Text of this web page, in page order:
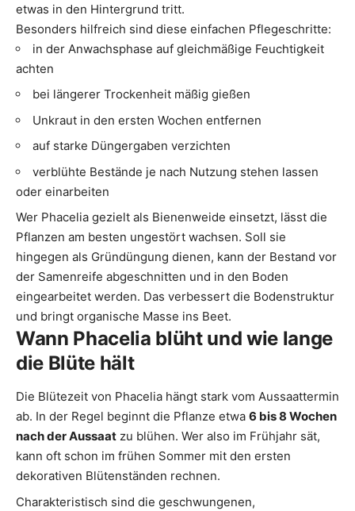
etwas in den Hintergrund tritt.
Besonders hilfreich sind diese einfachen Pflegeschritte:
in der Anwachsphase auf gleichmäßige Feuchtigkeit
achten
bei längerer Trockenheit mäßig gießen
Unkraut in den ersten Wochen entfernen
auf starke Düngergaben verzichten
verblühte Bestände je nach Nutzung stehen lassen
oder einarbeiten
Wer Phacelia gezielt als Bienenweide einsetzt, lässt die
Pflanzen am besten ungestört wachsen. Soll sie
hingegen als Gründüngung dienen, kann der Bestand vor
der Samenreife abgeschnitten und in den Boden
eingearbeitet werden. Das verbessert die Bodenstruktur
und bringt organische Masse ins Beet.
Wann Phacelia blüht und wie lange
die Blüte hält
Die Blütezeit von Phacelia hängt stark vom Aussaattermin
ab. In der Regel beginnt die Pflanze etwa 6 bis 8 Wochen
nach der Aussaat zu blühen. Wer also im Frühjahr sät,
kann oft schon im frühen Sommer mit den ersten
dekorativen Blütenständen rechnen.
Charakteristisch sind die geschwungenen,